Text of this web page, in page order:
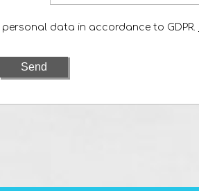
data in accordance to GDPR.